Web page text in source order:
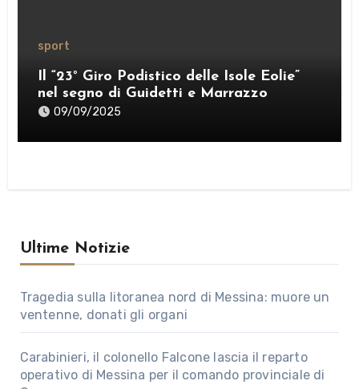
sport
Il “23° Giro Podistico delle Isole Eolie”
nel segno di Guidetti e Marrazzo
09/09/2025
Ultime Notizie
Tragedia sulla litoranea nord di Messina: muore un
ventenne, donati gli organi
Carabinieri, il colonello Falcone lascia il reparto
operativo di Messina per il comando provinciale di